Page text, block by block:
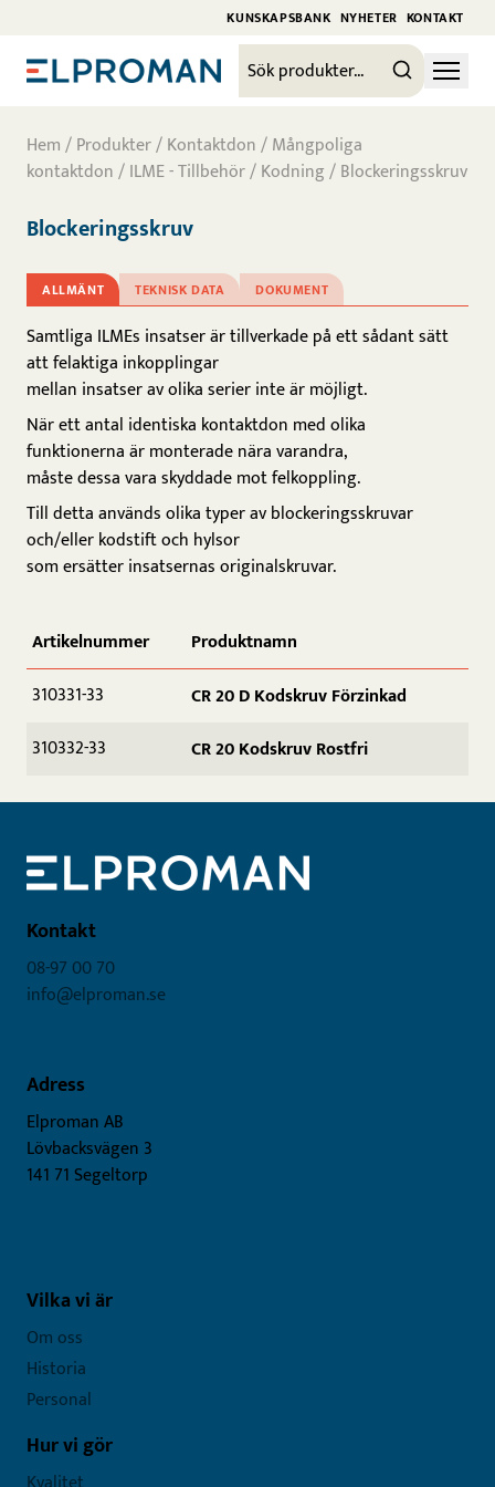
KUNSKAPSBANK NYHETER KONTAKT
Hem/Produkter/Kontaktdon/Mångpoliga
kontaktdon/ILME - Tillbehör/Kodning/ Blockeringsskruv
Blockeringsskruv
ALLMÄNT TEKNISK DATA DOKUMENT
Samtliga ILMEs insatser är tillverkade på ett sådant sätt
att felaktiga inkopplingar
mellan insatser av olika serier inte är möjligt.
När ett antal identiska kontaktdon med olika
funktionerna är monterade nära varandra,
måste dessa vara skyddade mot felkoppling.
Till detta används olika typer av blockeringsskruvar
och/eller kodstift och hylsor
som ersätter insatsernas originalskruvar.
Artikelnummer
Produktnamn
310331-33
CR 20 D Kodskruv Förzinkad
310332-33
CR 20 Kodskruv Rostfri
Kontakt
08-97 00 70
info@elproman.se
Adress
Elproman AB
Lövbacksvägen 3
141 71 Segeltorp
Vilka vi är
Om oss
Historia
Personal
Hur vi gör